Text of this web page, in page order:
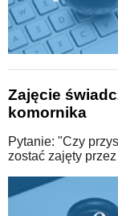
Zajęcie
komornika
Pytanie: "Czy
zostać zajęty